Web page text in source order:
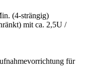
(4-strängig)
mit ca. 2,5U /
für